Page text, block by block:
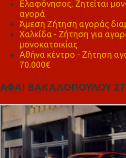
Ελαφόνησος, Ζητείται
αγορά
Άμεση Ζήτηση αγοράς
Χαλκίδα - Ζήτηση για
μονοκατοικίας
Αθήνα κέντρο - Ζήτηση
70.000€
ΑΦΑΙ ΒΑΚΑΛΟΠΟΥΛΟΥ